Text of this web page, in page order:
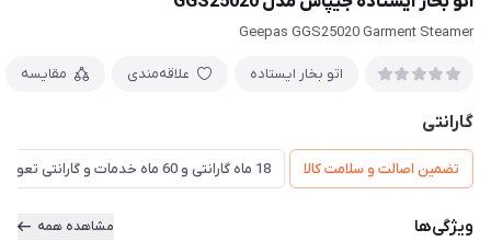
Geepas GGS25020 Garment Steamer
اتو بخار ایستاده علاقه‌مندی مقایسه
گارانتی
تضمین اصالت و سلامت کالا 18 ماه گارانتی و 60 ماه خدمات و گارانتی تعویض
ویژگی‌ها مشاهده همه